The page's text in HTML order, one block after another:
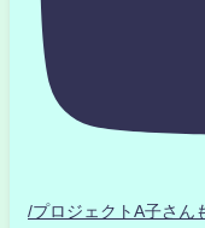
/プロジェクトA子さ